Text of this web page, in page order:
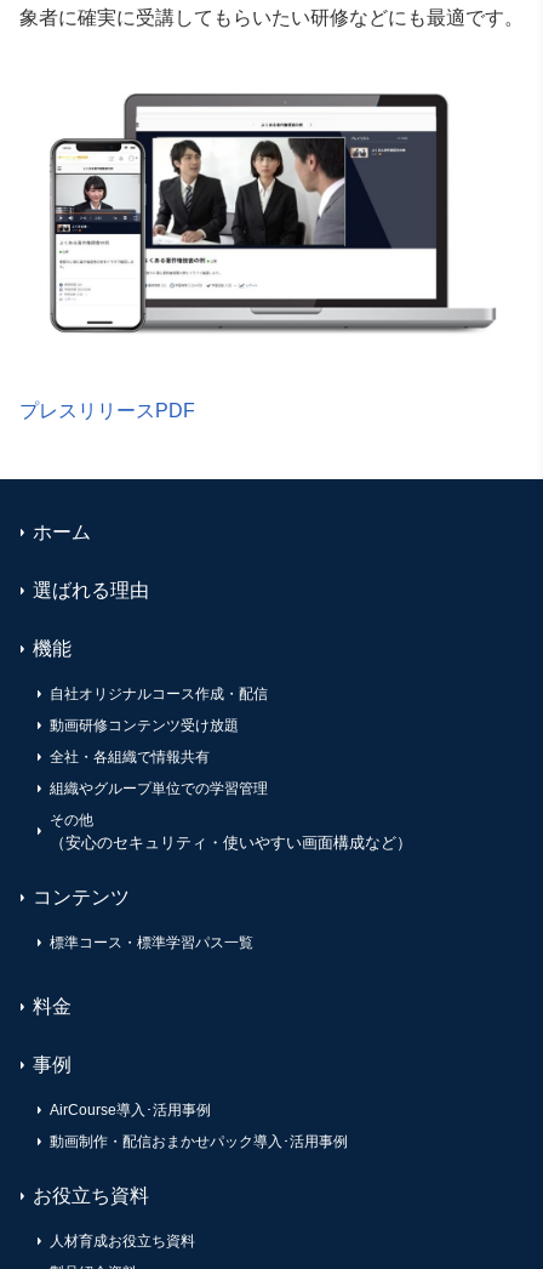
象者に確実に受講してもらいたい研修などにも最適です。
プレスリリースPDF
ホーム
選ばれる理由
機能
自社オリジナルコース作成・配信
動画研修コンテンツ受け放題
全社・各組織で情報共有
組織やグループ単位での学習管理
その他
（安心のセキュリティ・使いやすい画面構成など）
コンテンツ
標準コース・標準学習パス一覧
料金
事例
AirCourse導入･活用事例
動画制作・配信おまかせパック導入･活用事例
お役立ち資料
人材育成お役立ち資料